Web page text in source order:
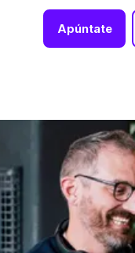
Apúntate